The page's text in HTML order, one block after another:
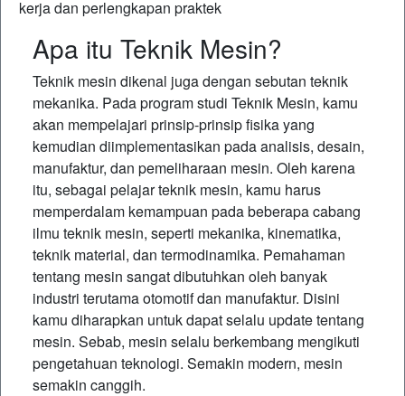
kerja dan perlengkapan praktek
Apa itu Teknik Mesin?
Teknik mesin dikenal juga dengan sebutan teknik
mekanika. Pada program studi Teknik Mesin, kamu
akan mempelajari prinsip-prinsip fisika yang
kemudian diimplementasikan pada analisis, desain,
manufaktur, dan pemeliharaan mesin. Oleh karena
itu, sebagai pelajar teknik mesin, kamu harus
memperdalam kemampuan pada beberapa cabang
ilmu teknik mesin, seperti mekanika, kinematika,
teknik material, dan termodinamika. Pemahaman
tentang mesin sangat dibutuhkan oleh banyak
industri terutama otomotif dan manufaktur. Disini
kamu diharapkan untuk dapat selalu update tentang
mesin. Sebab, mesin selalu berkembang mengikuti
pengetahuan teknologi. Semakin modern, mesin
semakin canggih.